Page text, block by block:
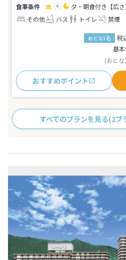
夕・朝食付き 【広
その他
バス トイレ 禁煙
おとな1名 税
基
(おと
おすすめポイント
すべてのプランを見る(2プ